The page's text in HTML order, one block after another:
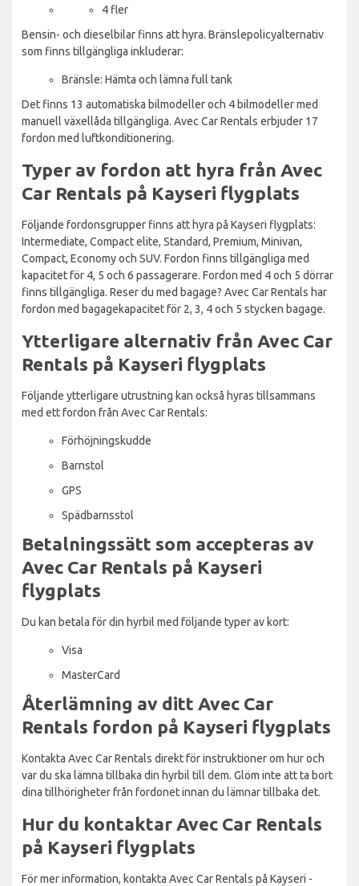
4 fler
Bensin- och dieselbilar finns att hyra. Bränslepolicyalternativ
som finns tillgängliga inkluderar:
Bränsle: Hämta och lämna full tank
Det finns 13 automatiska bilmodeller och 4 bilmodeller med
manuell växellåda tillgängliga. Avec Car Rentals erbjuder 17
fordon med luftkonditionering.
Typer av fordon att hyra från Avec
Car Rentals på Kayseri flygplats
Följande fordonsgrupper finns att hyra på Kayseri flygplats:
Intermediate, Compact elite, Standard, Premium, Minivan,
Compact, Economy och SUV. Fordon finns tillgängliga med
kapacitet för 4, 5 och 6 passagerare. Fordon med 4 och 5 dörrar
finns tillgängliga. Reser du med bagage? Avec Car Rentals har
fordon med bagagekapacitet för 2, 3, 4 och 5 stycken bagage.
Ytterligare alternativ från Avec Car
Rentals på Kayseri flygplats
Följande ytterligare utrustning kan också hyras tillsammans
med ett fordon från Avec Car Rentals:
Förhöjningskudde
Barnstol
GPS
Spädbarnsstol
Betalningssätt som accepteras av
Avec Car Rentals på Kayseri
flygplats
Du kan betala för din hyrbil med följande typer av kort:
Visa
MasterCard
Återlämning av ditt Avec Car
Rentals fordon på Kayseri flygplats
Kontakta Avec Car Rentals direkt för instruktioner om hur och
var du ska lämna tillbaka din hyrbil till dem. Glöm inte att ta bort
dina tillhörigheter från fordonet innan du lämnar tillbaka det.
Hur du kontaktar Avec Car Rentals
på Kayseri flygplats
För mer information, kontakta Avec Car Rentals på Kayseri -